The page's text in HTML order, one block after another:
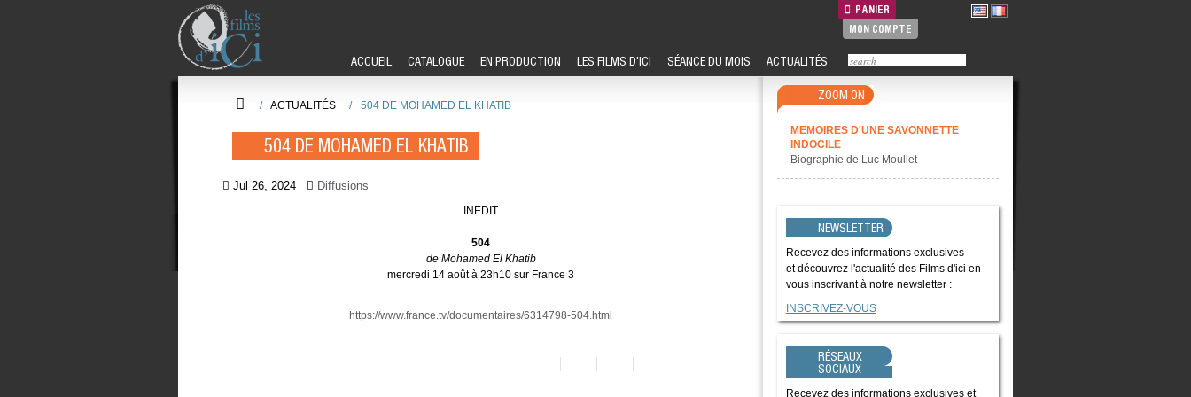
PANIER
MON COMPTE
ACCUEIL CATALOGUE EN PRODUCTION LES FILMS D'ICI SÉANCE DU MOIS ACTUALITÉS
/ ACTUALITÉS / 504 DE MOHAMED EL KHATIB
504 DE MOHAMED EL KHATIB
Jul 26, 2024 Diffusions
INEDIT
504
de Mohamed El Khatib
mercredi 14 août à 23h10 sur France 3
https://www.france.tv/documentaires/6314798-504.html
ZOOM ON
MEMOIRES D'UNE SAVONNETTE
INDOCILE
Biographie de Luc Moullet
NEWSLETTER
Recevez des informations exclusives
et découvrez l'actualité des Films d'ici en
vous inscrivant à notre newsletter :
INSCRIVEZ-VOUS
RÉSEAUX
SOCIAUX
Recevez des informations exclusives et